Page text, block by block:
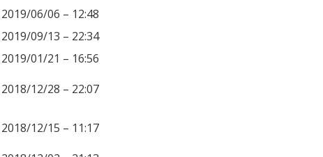
2019/06/06 – 12:48
2019/09/13 – 22:34
2019/01/21 – 16:56
2018/12/28 – 22:07
2018/12/15 – 11:17